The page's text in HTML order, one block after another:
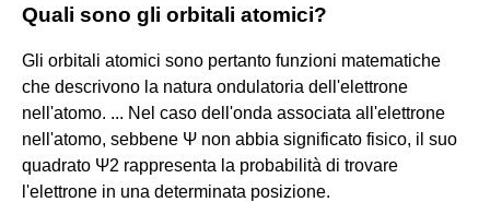
Quali sono gli orbitali atomici?
Gli orbitali atomici sono pertanto funzioni matematiche
che descrivono la natura ondulatoria dell'elettrone
nell'atomo. ... Nel caso dell'onda associata all'elettrone
nell'atomo, sebbene Ψ non abbia significato fisico, il suo
quadrato Ψ2 rappresenta la probabilità di trovare
l'elettrone in una determinata posizione.